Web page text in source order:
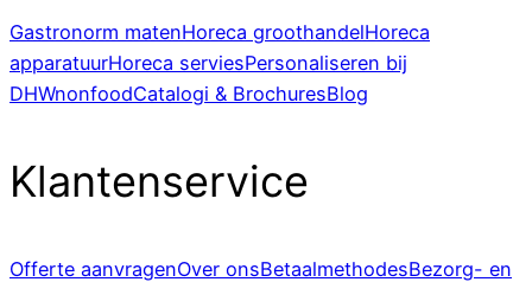
Gastronorm matenHoreca groothandelHoreca
apparatuurHoreca serviesPersonaliseren bij
DHWnonfoodCatalogi & BrochuresBlog
Klantenservice
Offerte aanvragenOver onsBetaalmethodesBezorg- en